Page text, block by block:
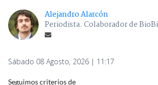
Alejandro Alarcón
Periodista. Colaborador de
Sábado 08 Agosto, 2026 | 11:17
Seguimos criterios de